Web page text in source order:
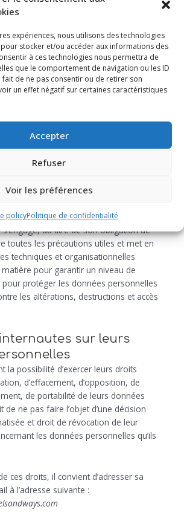
expériences, nous utilisons des technologies
stocker et/ou accéder aux informations des
à ces technologies nous permettra de
que le comportement de navigation ou les ID
fait de ne pas consentir ou de retirer son
un effet négatif sur certaines caractéristiques
Accepter
Refuser
Voir les préférences
policyPolitique de confidentialité
à conserver ces données
obligation légale ou réglementaire
durée maximale de trois ans à compter
l’internaute, qu’il soit à l’initiative de
de l’internaute (ex : envoi de la
ou en cas d’exercice de ses droits par
and Ways s’engage à détruire toute
données personnelles
au titre de son obligation de
toutes les précautions utiles et met en
techniques et organisationnelles
pour garantir un niveau de
pour protéger les données personnelles
les altérations, destructions et accès
sur leurs
la possibilité d’exercer leurs droits
d’effacement, d’opposition, de
de portabilité de leurs données
ne pas faire l’objet d’une décision
et droit de révocation de leur
les données personnelles qu’ils
ces droits, il convient d’adresser sa
à l’adresse suivante :